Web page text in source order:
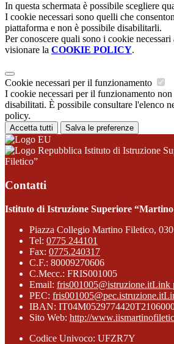
In questa schermata è possibile scegliere
I cookie necessari sono quelli che
piattaforma e non è possibile disabilitarli.
Per conoscere quali sono i cookie
visionare la COOKIE POLICY.
Cookie necessari per il funzionamento
I cookie necessari per il funzionamento non
disabilitati. È possibile consultare l'elenco
policy.
Accetta tutti Salva le preferenze
Istituto di Istruzione
Filetico”
Contatti
Istituto di Istruzione Superiore
Piazza Collegio Martino Filetico,
Tel: 0775 244101
Fax: 0775.240317
C.F.: 80009270606
C.Mecc.: FRIS001005
Email: fris001005@istruzione.itLink
PEC: fris001005@pec.istruzione.it
IBAN:
Sito Web: http://
Codice Univoco: UFZR7Y